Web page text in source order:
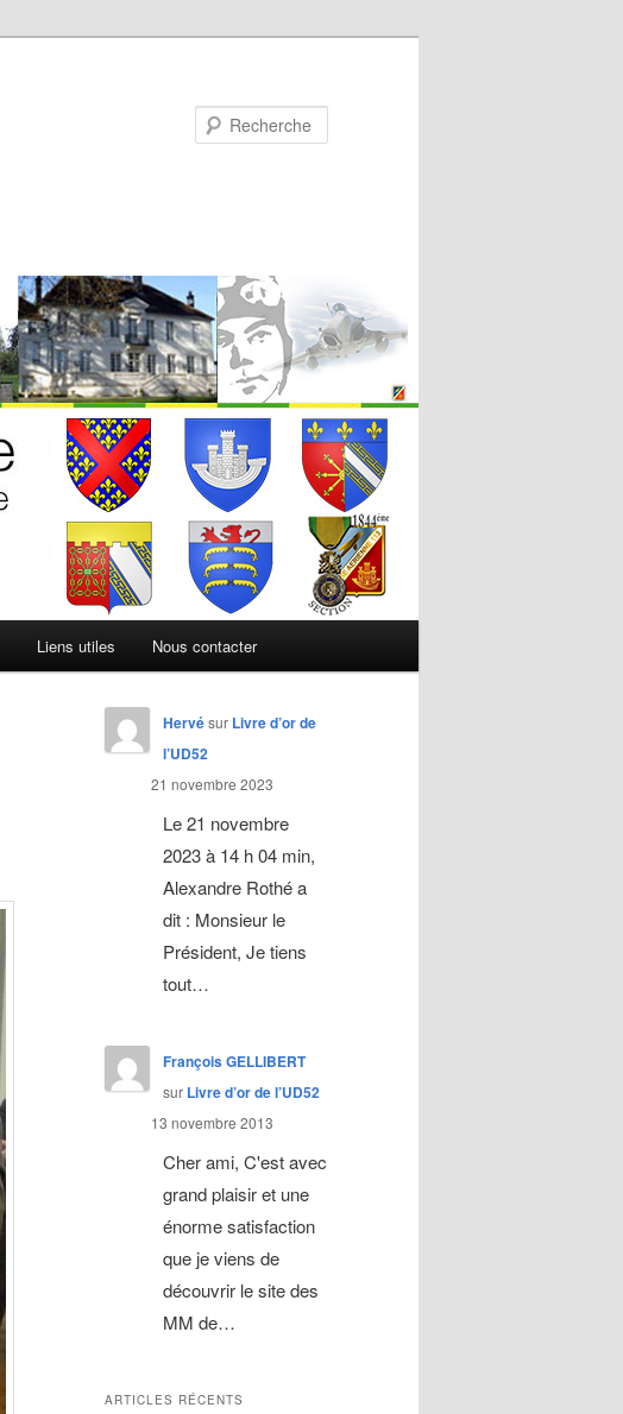
Liens utiles Nous contacter
Hervésur Livre d’or de
l’UD52
21 novembre 2023
Le 21 novembre
2023 à 14 h 04 min,
Alexandre Rothé a
dit : Monsieur le
Président, Je tiens
tout…
François GELLIBERT
sur Livre d’or de l’UD52
13 novembre 2013
Cher ami, C'est avec
grand plaisir et une
énorme satisfaction
que je viens de
découvrir le site des
MM de…
ARTICLES RÉCENTS